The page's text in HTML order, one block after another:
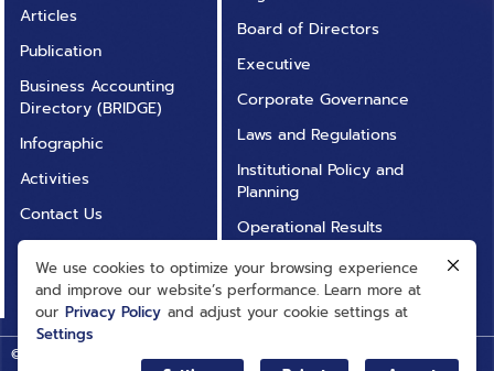
ธุรกิจประจำปีของ Vaynerchuk อีกทั้งยังเป็น “งานอีเว้นท์
สำหรับผู้ถือ NFT [VeeFriend] โดยเฉพาะ” อีกด้วย บาง
คนอาจประหลาดใจเมื่อทราบว่า หากอ้างอิงจากแนวคิดทั่ว ๆ
ไปนั้น NFT ไม่มีมูลค่าที่แท้จริงอยู่เลย แต่นี่ก็ไม่ได้
หมายความว่า NFT ในฐานะสินทรัพย์ดิจิทัลกลุ่มหนึ่งจะไม่มี
มูลค่า แม้ว่าจะมีหลายปัจจัยที่มีอิทธิพลต่อมูลค่าที่ NFT หนึ่ง
ๆ จะถูกตีราคา แต่ปัจจัยเหล่านั้นแทบทั้งหมดได้รับอิทธิพล
และถูกกำหนดโดยตลาดผู้ใช้เพียงอย่างเดียว ยิ่ง NFT หา
ยากหรือมีประโยชน์มากเท่าไร หรือยิ่งสินทรัพย์บางอย่างมี
ศักยภาพในการลงทุนสูงเท่าไร ผู้ใช้หลายคนยิ่งมองเห็น
มูลค่าสูงมากขึ้นเท่านั้น หากไม่มีมูลค่าที่รับรู้จากตลาด NFT
ก็ไม่ได้มีมูลค่ามากไปกว่าสินทรัพย์หรือสินค้าโภคภัณฑ์อื่น ๆ
เนื่องจากหลายๆ คนยังถือว่า NFT เป็นนวัตกรรมใหม่
ศักยภาพที่แท้จริงของมันในฐานะสิ่งสร้างมูลค่าจึงยังคงถูก
อย่างมีประสิทธิภาพ และในขณะเดียวกันยังดึงดูดทั้งนัก
ลงทุนและผู้เล่นในเกมอีกด้วย มูลค่าของเกมจึงถูกกำหนด
ด้วยจำนวนผู้เล่นที่มีความเกี่ยวข้องกับเกมเป็นประจำ และนี่
จึงเป็นสาเหตุที่เกม NFT สามารถเพิ่มมูลค่าของตลาดเกมได้
เป็นอย่างมาก นอกจากนี้เกม NFT ก็ยังนำเสนอตัวเลือก
ใหม่ ๆ ที่น่าตื่นเต้นสำหรับนักลงทุนและผู้เล่นตลอดเวลาอีก
เช่นกัน ถึงตรงนี้ทุกท่านอาจจะเห็นภาพของเกม NFT กันยัง
ไม่ชัดเจนใช่มั้ยครับ เราจะขอยกตัวอย่างเกม Axie Infinity
เพื่อขยายความให้เห็นภาพกันชัดเจนมากยิ่งขึ้นครับ Axie
Infinity ถือว่าเป็น 1 ในเกม NFT ที่ประสบความสำเร็จที่สุด
โดยเกมมีลักษณะเหมือนกับการนำส่วนผสมของเกมโปเก
ม่อน และเกมแนวการ์ดมาไว้ด้วยกัน โดยที่ผู้เล่นจะต้องมี
Axie อย่างน้อย 3 ตัวเพื่อที่จะเล่นในโหมดผจญภัย หรือ
ของ Metaverse แตกต่างออกจากคำจำกัดความของ
Digital Twin แล้วทำไมธุรกิจต่าง ๆ ที่อยู่บนโลกความเป็น
จริงจึงตื่นตัวกับการมีของ Metaverse ในมุมมองผมตัว
แล้ว ธุรกิจมีเป้าหมายในการสร้างผลกำไรไม่ว่าด้วยวิธีใด
ก็ตาม ธุรกิจที่เข้ามาสู่ในโลกของ Metaverse อาจจะแบ่ง
ออกเป็น 2 กลุ่มหยาบ ๆ คือ ผู้ที่เห็นโอกาสและสามารถ
แปลงสินค้าและบริการเป็นดิจิทัลและสร้างผลกำไรจาก
ประชาชนในโลกเสมือน และอีกกลุ่มหนึ่ง คือ ผู้ที่ยังไม่เห็น
โอกาสการแปลงสินค้าและบริการเข้าสู่โลกเสมือน แต่ขอเข้า
กิจกรรมหรือรูปแบบธุรกิจที่เราเห็นในโลก Metaverse จากที่
เราได้พบในเอกสาร และการบรรยาย ต่าง ๆ จะพบมีกิจกรรม
ที่เกิดขึ้น เช่น เราจะเห็นได้ว่ากิจกรรมต่าง ๆ ที่เกิดขึ้นบน
Metaverse ยังอยู่ในสถานะ เหมือนกับรถฟอร์ดคันแรกที่
Articles
Publication
Business Accounting
Directory (BRIDGE)
Infographic
Activities
Contact Us
Annual Report
FAQ
Board of Directors
Executive
Corporate Governance
Laws and Regulations
Institutional Policy and
Planning
Operational Results
Operational
Transparency (ITA)
© Big Data Institute |Privacy Policy Web Setting
We use cookies to optimize your browsing experience
and improve our website’s performance. Learn more at
our Privacy Policy and adjust your cookie settings at
Settings